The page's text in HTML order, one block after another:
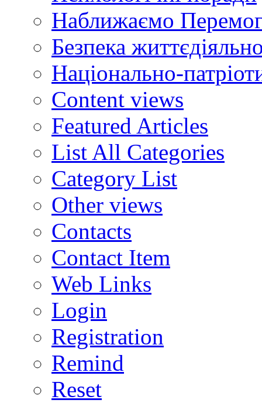
Наближаємо
Безпека
Національно-
Content views
Featured Articles
List All Categories
Category List
Other views
Contacts
Contact Item
Web Links
Login
Registration
Remind
Reset